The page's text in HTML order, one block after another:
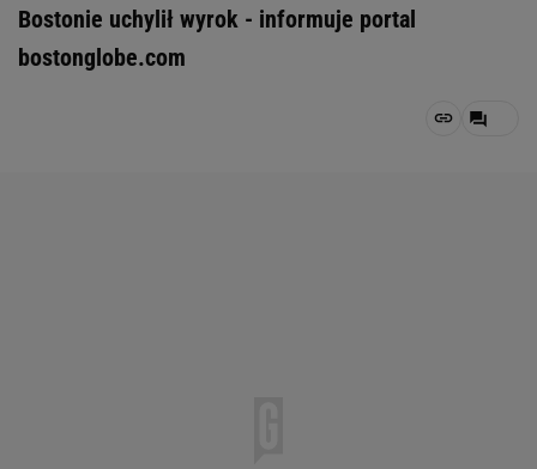
Bostonie uchylił wyrok - informuje portal
bostonglobe.com